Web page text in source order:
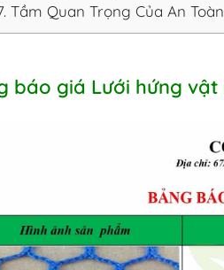
Tầm Quan Trọng Của An
báo giá Lưới hứng vật